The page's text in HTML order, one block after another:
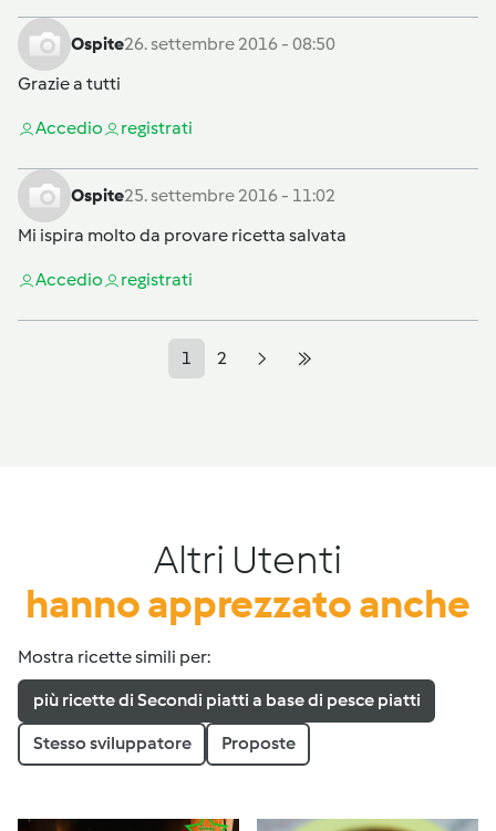
Ospite26. settembre 2016 - 08:50
Grazie a tutti
Accedio registrati
Ospite25. settembre 2016 - 11:02
Mi ispira molto da provare ricetta salvata
Accedio registrati
1 2
Altri Utenti
hanno apprezzato anche
Mostra ricette simili per:
più ricette di Secondi piatti a base di pesce piatti
Stesso sviluppatore Proposte